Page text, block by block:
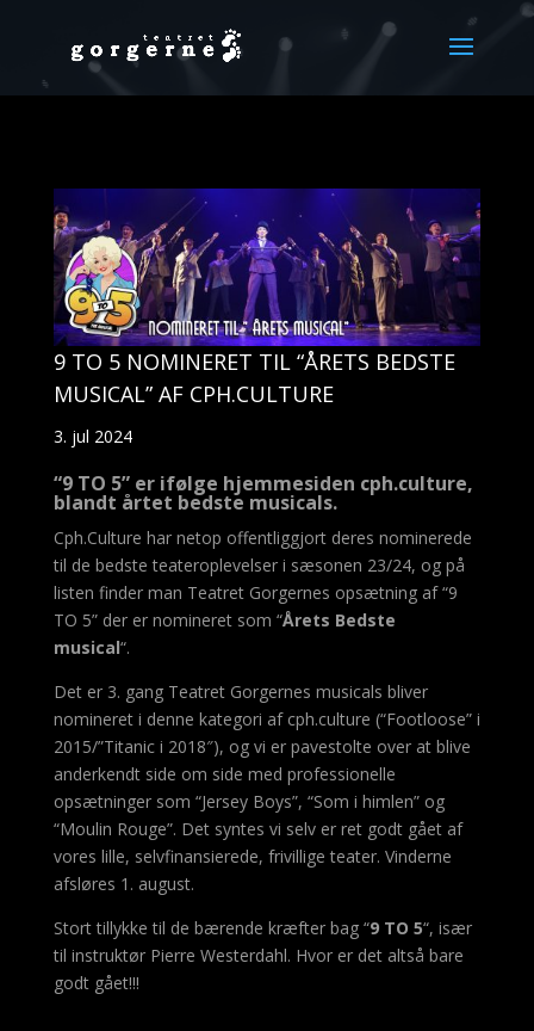
9 TO 5 NOMINERET TIL “ÅRETS BEDSTE
MUSICAL” AF CPH.CULTURE
3. jul 2024
“9 TO 5” er ifølge hjemmesiden cph.culture,
blandt årtet bedste musicals.
Cph.Culture har netop offentliggjort deres nominerede
til de bedste teateroplevelser i sæsonen 23/24, og på
listen finder man Teatret Gorgernes opsætning af “9
TO 5” der er nomineret som “Årets Bedste
musical“.
Det er 3. gang Teatret Gorgernes musicals bliver
nomineret i denne kategori af cph.culture (“Footloose” i
2015/”Titanic i 2018″), og vi er pavestolte over at blive
anderkendt side om side med professionelle
opsætninger som “Jersey Boys”, “Som i himlen” og
“Moulin Rouge”. Det syntes vi selv er ret godt gået af
vores lille, selvfinansierede, frivillige teater. Vinderne
afsløres 1. august.
Stort tillykke til de bærende kræfter bag “9 TO 5“, især
til instruktør Pierre Westerdahl. Hvor er det altså bare
godt gået!!!